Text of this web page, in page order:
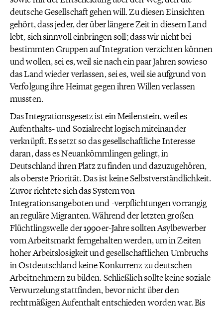
deutsche Gesellschaft gehen will. Zu diesen Einsichten
gehört, dass jeder, der über längere Zeit in diesem Land
lebt, sich sinnvoll einbringen soll; dass wir nicht bei
bestimmten Gruppen auf Integration verzichten können
und wollen, sei es, weil sie nach ein paar Jahren sowieso
das Land wieder verlassen, sei es, weil sie aufgrund von
Verfolgung ihre Heimat gegen ihren Willen verlassen
mussten.
Das Integrationsgesetz ist ein Meilenstein, weil es
Aufenthalts- und Sozialrecht logisch miteinander
verknüpft. Es setzt so das gesellschaftliche Interesse
daran, dass es Neuankömmlingen gelingt, in
Deutschland ihren Platz zu finden und dazuzugehören,
als oberste Priorität. Das ist keine Selbstverständlichkeit.
Zuvor richtete sich das System von
Integrationsangeboten und -verpflichtungen vorrangig
an reguläre Migranten. Während der letzten großen
Flüchtlingswelle der 1990er-Jahre sollten Asylbewerber
vom Arbeitsmarkt ferngehalten werden, um in Zeiten
hoher Arbeitslosigkeit und gesellschaftlichen Umbruchs
in Ostdeutschland keine Konkurrenz zu deutschen
Arbeitnehmern zu bilden. Schließlich sollte keine soziale
Verwurzelung stattfinden, bevor nicht über den
rechtmäßigen Aufenthalt entschieden worden war. Bis